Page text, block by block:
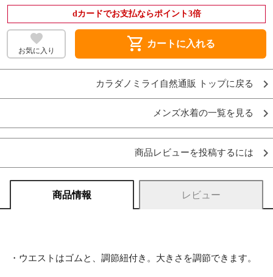
dカードでお支払ならポイント3倍
お気に入り shopping_cart カートに入れる
カラダノミライ自然通販 トップに戻る
メンズ水着の一覧を見る
商品レビューを投稿するには
商品情報 レビュー
・ウエストはゴムと、調節紐付き。大きさを調節できます。